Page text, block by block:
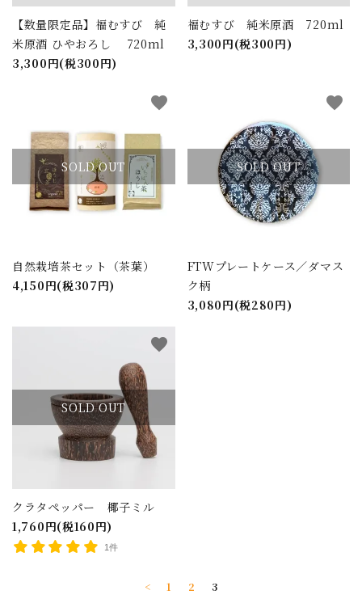
【数量限定品】福むすび 純
米原酒 ひやおろし 720ml
3,300円(税300円)
福むすび 純米原酒 720ml
3,300円(税300円)
SOLD OUT
自然栽培茶セット（茶葉）
4,150円(税307円)
favorite
SOLD OUT
FTWプレートケース／ダマス
ク柄
3,080円(税280円)
favorite
SOLD OUT
クラタペッパー 椰子ミル
1,760円(税160円)
1件
favorite
< 1 2
3
キーワード
検索する
close